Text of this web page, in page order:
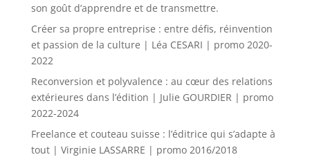
son goût d’apprendre et de transmettre.
Créer sa propre entreprise : entre défis, réinvention
et passion de la culture | Léa CESARI | promo 2020-
2022
Reconversion et polyvalence : au cœur des relations
extérieures dans l’édition | Julie GOURDIER | promo
2022-2024
Freelance et couteau suisse : l’éditrice qui s’adapte à
tout | Virginie LASSARRE | promo 2016/2018